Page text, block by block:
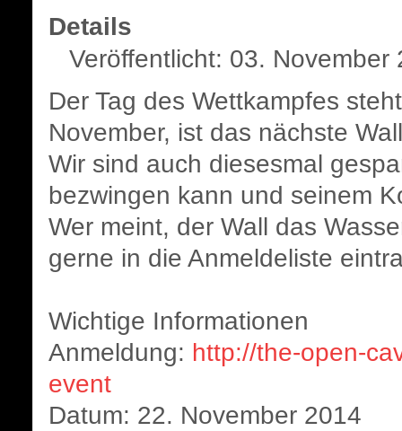
Details
Veröffentlicht: 03. November
Der Tag des Wettkampfes
November, ist das nächste
Wir sind auch diesesmal
bezwingen kann und seinem
Wer meint, der Wall das
gerne in die Anmeldeliste
Wichtige Informationen
Anmeldung: http://the-open-
event
Datum: 22. November 2014